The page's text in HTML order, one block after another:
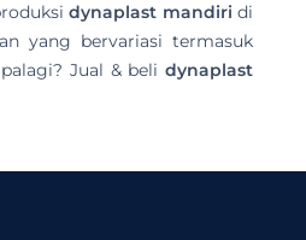
dynaplast mandiri di
yang bervariasi termasuk
Jual & beli dynaplast